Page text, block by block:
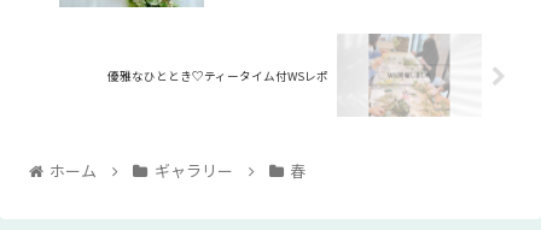
優雅なひととき♡ティータイム付WSレポ
ホーム ギャラリー 春